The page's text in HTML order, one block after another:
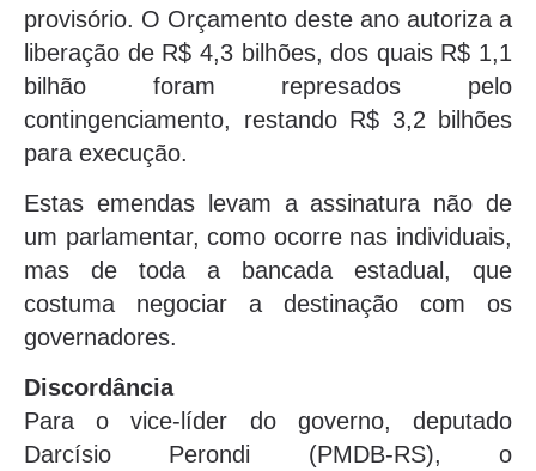
provisório. O Orçamento deste ano autoriza a
liberação de R$ 4,3 bilhões, dos quais R$ 1,1
bilhão foram represados pelo
contingenciamento, restando R$ 3,2 bilhões
para execução.
Estas emendas levam a assinatura não de
um parlamentar, como ocorre nas individuais,
mas de toda a bancada estadual, que
costuma negociar a destinação com os
governadores.
Discordância
Para o vice-líder do governo, deputado
Darcísio Perondi (PMDB-RS), o